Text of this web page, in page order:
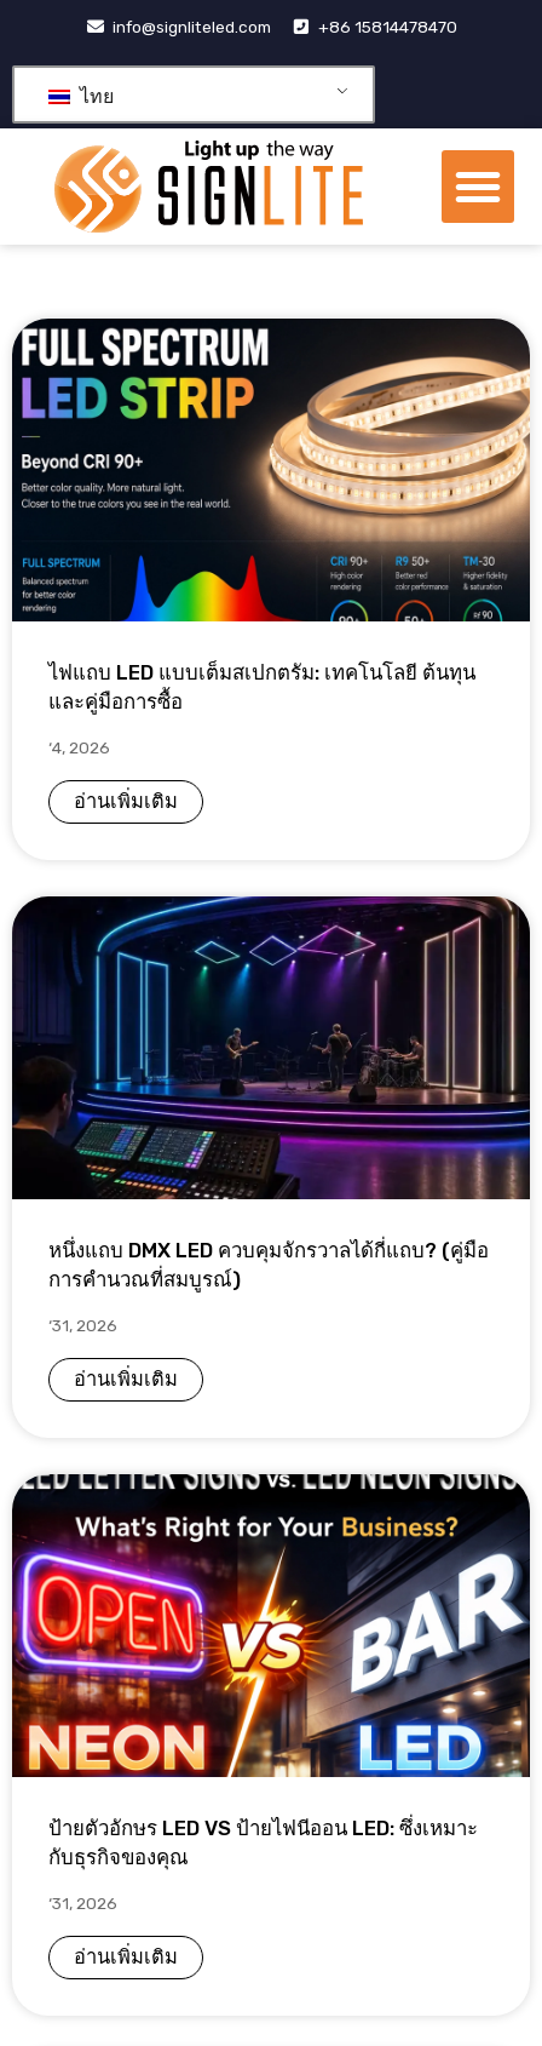
内
info@signliteled.com +86 15814478470
ไทย
เม
ไฟแถบ LED แบบเต็มสเปกตรัม: เทคโนโลยี ต้นทุน
และคู่มือการซื้อ
‘4, 2026
อ่านเพิ่มเติม
หนึ่งแถบ DMX LED ควบคุมจักรวาลได้กี่แถบ? (คู่มือ
การคำนวณที่สมบูรณ์)
‘31, 2026
อ่านเพิ่มเติม
ป้ายตัวอักษร LED VS ป้ายไฟนีออน LED: ซึ่งเหมาะ
กับธุรกิจของคุณ
‘31, 2026
อ่านเพิ่มเติม